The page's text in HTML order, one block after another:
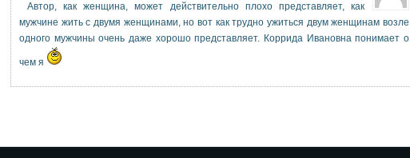
Автор, как женщина, может действительно плохо представляет, как
мужчине жить с двумя женщинами, но вот как трудно ужиться двум женщинам возле
одного мужчины очень даже хорошо представляет. Коррида Ивановна понимает о
чем я